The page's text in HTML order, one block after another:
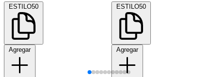
ESTILO50
Agregar
ESTILO50
Agregar